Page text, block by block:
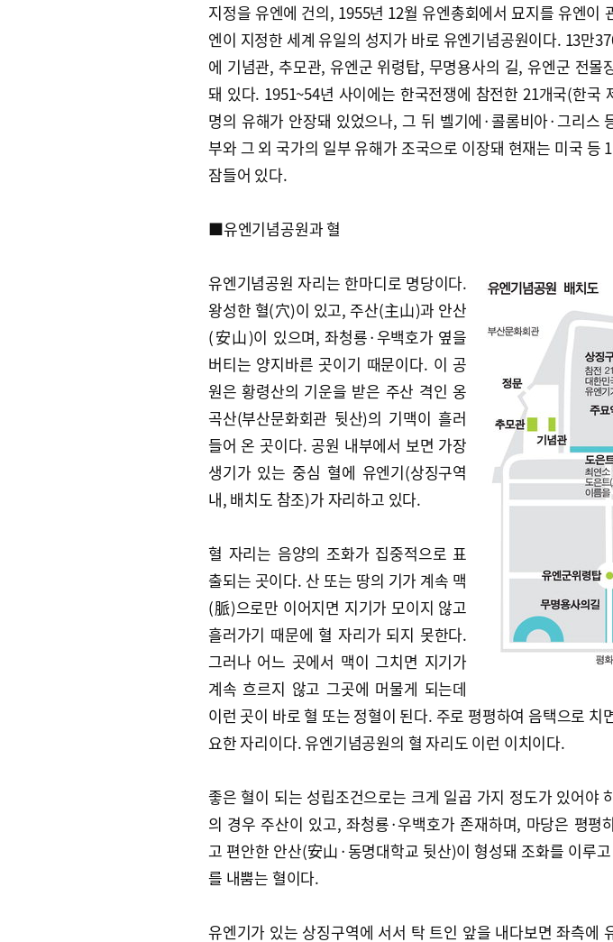
지정을 유엔에 건의, 1955년 12월 유엔총회에서 묘지를 유엔이
엔이 지정한 세계 유일의 성지가 바로 유엔기념공원이다. 13만
에 기념관, 추모관, 유엔군 위령탑, 무명용사의 길, 유엔군 전몰
돼 있다. 1951~54년 사이에는 한국전쟁에 참전한 21개국(한국
명의 유해가 안장돼 있었으나, 그 뒤 벨기에·콜롬비아·그리스
부와 그 외 국가의 일부 유해가 조국으로 이장돼 현재는 미국 등
잠들어 있다.
■유엔기념공원과 혈
유엔기념공원 자리는 한마디로 명당이다.
왕성한 혈(穴)이 있고, 주산(主山)과 안산
(安山)이 있으며, 좌청룡·우백호가 옆을
버티는 양지바른 곳이기 때문이다. 이 공
원은 황령산의 기운을 받은 주산 격인 옹
곡산(부산문화회관 뒷산)의 기맥이 흘러
들어 온 곳이다. 공원 내부에서 보면 가장
생기가 있는 중심 혈에 유엔기(상징구역
내, 배치도 참조)가 자리하고 있다.
혈 자리는 음양의 조화가 집중적으로 표
출되는 곳이다. 산 또는 땅의 기가 계속 맥
(脈)으로만 이어지면 지기가 모이지 않고
흘러가기 때문에 혈 자리가 되지 못한다.
그러나 어느 곳에서 맥이 그치면 지기가
계속 흐르지 않고 그곳에 머물게 되는데
이런 곳이 바로 혈 또는 정혈이 된다. 주로 평평하여 음택으로 치
요한 자리이다. 유엔기념공원의 혈 자리도 이런 이치이다.
좋은 혈이 되는 성립조건으로는 크게 일곱 가지 정도가 있어야
의 경우 주산이 있고, 좌청룡·우백호가 존재하며, 마당은 평평
고 편안한 안산(安山·동명대학교 뒷산)이 형성돼 조화를 이루
를 내뿜는 혈이다.
유엔기가 있는 상징구역에 서서 탁 트인 앞을 내다보면 좌측에